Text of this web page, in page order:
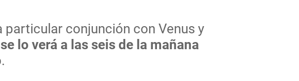
conjunción con Venus y
lo verá a las seis de la mañana